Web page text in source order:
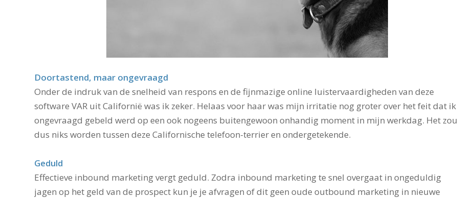
Doortastend, maar ongevraagd
Onder de indruk van de snelheid van respons en de fijnmazige online luistervaardigheden van deze
software VAR uit Californië was ik zeker. Helaas voor haar was mijn irritatie nog groter over het feit dat ik
ongevraagd gebeld werd op een ook nogeens buitengewoon onhandig moment in mijn werkdag. Het zou
dus niks worden tussen deze Californische telefoon-terrier en ondergetekende.
Geduld
Effectieve inbound marketing vergt geduld. Zodra inbound marketing te snel overgaat in ongeduldig
jagen op het geld van de prospect kun je je afvragen of dit geen oude outbound marketing in nieuwe